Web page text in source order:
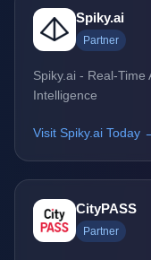
Spiky.ai
Partner
Spiky.ai - Real-Time
Intelligence
Visit Spiky.ai Today
CityPASS
Partner